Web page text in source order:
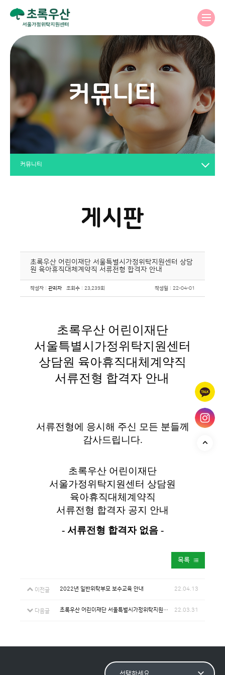
커뮤니티
커뮤니티
게시판
초록우산 어린이재단 서울특별시가정위탁지원센터 상담
원 육아휴직대체계약직 서류전형 합격자 안내
작성자 : 관리자 조회수 : 23,239회 작성일 : 22-04-01
초록우산 어린이재단
서울특별시가정위탁지원센터
상담원 육아휴직대체계약직
서류전형 합격자 안내
서류전형에 응시해 주신 모든 분들께
감사드립니다.
초록우산 어린이재단
서울가정위탁지원센터 상담원
육아휴직대체계약직
서류전형 합격자 공지 안내
- 서류전형 합격자 없음 -
목록
이전글 2022년 일반위탁부모 보수교육 안내 22.04.13
다음글 초록우산 어린이재단 서울특별시가정위탁지원센터 임상심리치료 전문인력 육아휴직대체계약직 면접합격자 안내 22.03.31